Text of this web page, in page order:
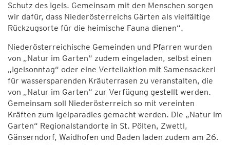
Schutz des Igels. Gemeinsam mit den Menschen sorgen
wir dafür, dass Niederösterreichs Gärten als vielfältige
Rückzugsorte für die heimische Fauna dienen“.
Niederösterreichische Gemeinden und Pfarren wurden
von „Natur im Garten“ zudem eingeladen, selbst einen
„Igelsonntag“ oder eine Verteilaktion mit Samensackerl
für wassersparenden Kräuterrasen zu veranstalten, die
von „Natur im Garten“ zur Verfügung gestellt werden.
Gemeinsam soll Niederösterreich so mit vereinten
Kräften zum Igelparadies gemacht werden. Die „Natur im
Garten“ Regionalstandorte in St. Pölten, Zwettl,
Gänserndorf, Waidhofen und Baden laden zudem am 26.